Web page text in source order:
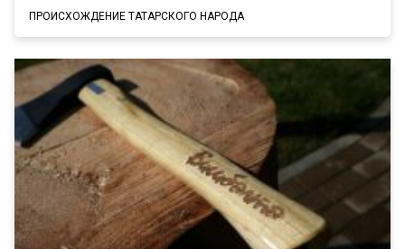
ПРОИСХОЖДЕНИЕ ТАТАРСКОГО НАРОДА